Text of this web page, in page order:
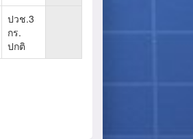
ปวช.3
กร.
ปกติ